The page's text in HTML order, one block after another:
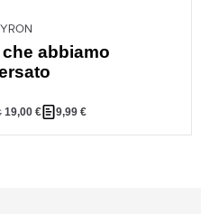
abbiamo
19,00 € 9,99€